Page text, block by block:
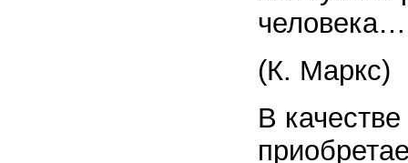
человека…
(К. Маркс)
В